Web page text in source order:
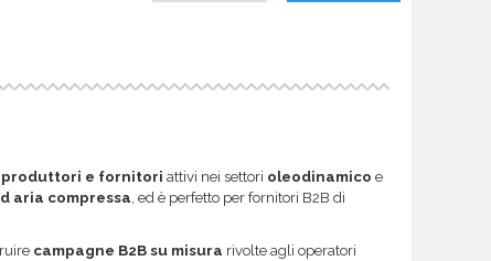
produttori e fornitori attivi nei settori oleodinamico e
aria compressa , ed è perfetto per fornitori B2B di
campagne B2B su misura rivolte agli operatori